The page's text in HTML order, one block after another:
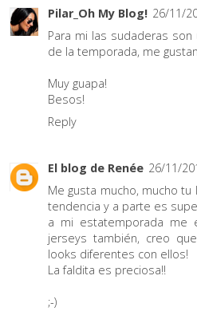
Pilar_Oh My Blog! 26/11/
Para mi las sudaderas
de la temporada, me
Muy guapa!
Besos!
Reply
El blog de Renée 26/11/
Me gusta mucho, mucho
tendencia y a parte es
a mi estatemporada me
jerseys también, creo
looks diferentes con ellos!
La faldita es preciosa!!
;-)